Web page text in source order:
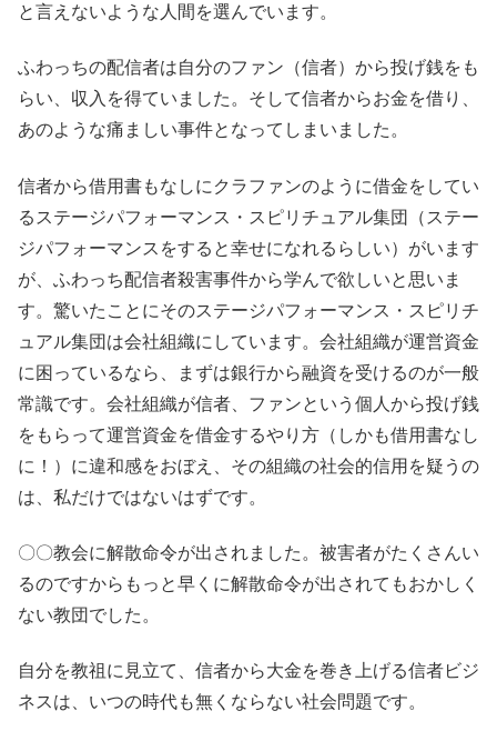
と言えないような人間を選んでいます。
ふわっちの配信者は自分のファン（信者）から投げ銭をも
らい、収入を得ていました。そして信者からお金を借り、
あのような痛ましい事件となってしまいました。
信者から借用書もなしにクラファンのように借金をしてい
るステージパフォーマンス・スピリチュアル集団（ステー
ジパフォーマンスをすると幸せになれるらしい）がいます
が、ふわっち配信者殺害事件から学んで欲しいと思いま
す。驚いたことにそのステージパフォーマンス・スピリチ
ュアル集団は会社組織にしています。会社組織が運営資金
に困っているなら、まずは銀行から融資を受けるのが一般
常識です。会社組織が信者、ファンという個人から投げ銭
をもらって運営資金を借金するやり方（しかも借用書なし
に！）に違和感をおぼえ、その組織の社会的信用を疑うの
は、私だけではないはずです。
〇〇教会に解散命令が出されました。被害者がたくさんい
るのですからもっと早くに解散命令が出されてもおかしく
ない教団でした。
自分を教祖に見立て、信者から大金を巻き上げる信者ビジ
ネスは、いつの時代も無くならない社会問題です。